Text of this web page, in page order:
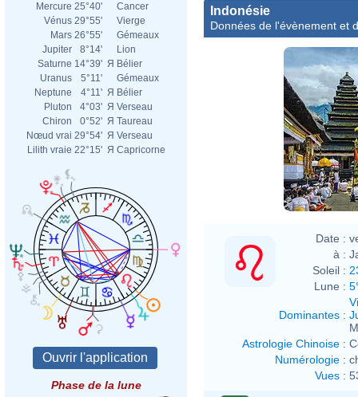
Mercure 25°40'
Cancer
Vénus 29°55'
Vierge
Mars 26°55'
Gémeaux
Jupiter
8°14'
Lion
Saturne 14°39' Я Bélier
Uranus
5°11'
Gémeaux
Neptune
4°11' Я Bélier
Pluton
4°03' Я Verseau
Chiron
0°52' Я Taureau
Nœud vrai 29°54' Я Verseau
Lilith vraie 22°15' Я Capricorne
Phase de la lune
Indonésie
Données de l'évènement et
Date :
à :
Soleil :
Lune :
Dominantes :
Astrologie Chinoise :
Numérologie :
Vues :